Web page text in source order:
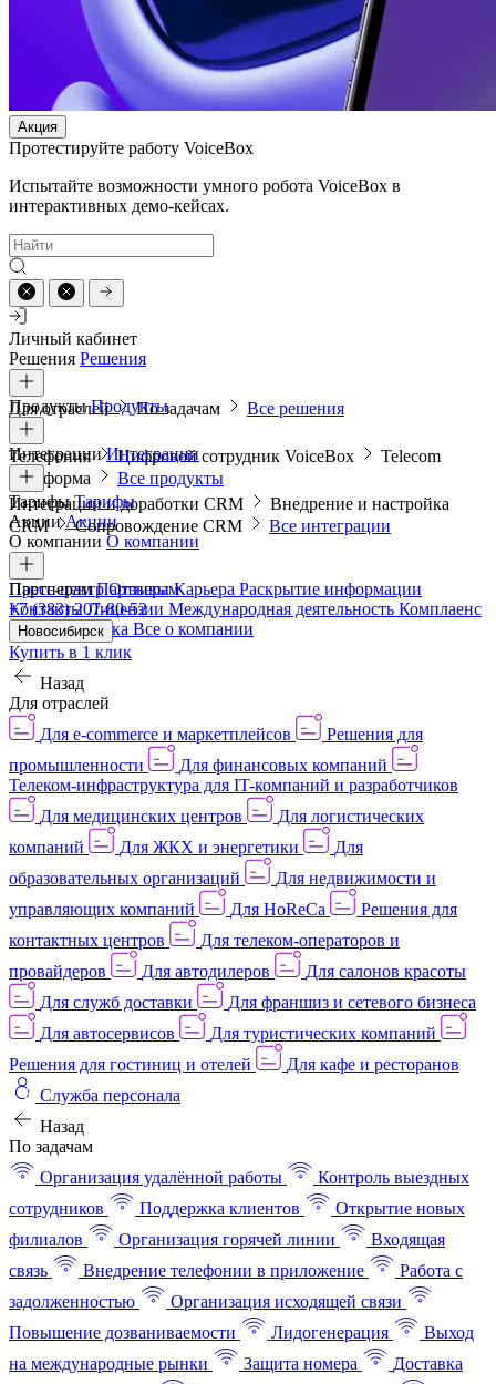
Акция
Протестируйте работу VoiceBox
Испытайте возможности умного робота VoiceBox в
интерактивных демо-кейсах.
Личный кабинет
Решения Решения
Для отраслей По задачам Все решения
ПродуктыПродукты
Телефония Цифровой сотрудник VoiceBox
Telecom
платформа
Все продукты
ИнтеграцииИнтеграции
Интеграции и доработки CRM
Внедрение и настройка
CRM
Сопровождение CRM Все интеграции
ТарифыТарифы
АкцииАкции
О компании О компании
Пресс-центрОтзывыКарьера Раскрытие информации
КонтактыЛицензии Международная деятельность Комплаенс
и деловая этика Все о компании
ПартнерамПартнерам
+7 (383) 207-80-52
Новосибирск
Купить в 1 клик
Назад
Для отраслей
Для e-commerce и маркетплейсов
Решения для
промышленности
Для финансовых компаний
Телеком-инфраструктура для IT-компаний и разработчиков
Для медицинских центров
Для логистических
компаний
Для ЖКХ и энергетики
Для
образовательных организаций
Для недвижимости и
управляющих компаний
Для HoReCa
Решения для
контактных центров
Для телеком-операторов и
провайдеров
Для автодилеров
Для салонов красоты
Для служб доставки
Для франшиз и сетевого бизнеса
Для автосервисов
Для туристических компаний
Решения для гостиниц и отелей
Для кафе и ресторанов
Служба персонала
Назад
По задачам
Организация удалённой работы
Контроль выездных
сотрудников
Поддержка клиентов
Открытие новых
филиалов
Организация горячей линии
Входящая
связь
Внедрение телефонии в приложение
Работа с
задолженностью
Организация исходящей связи
Повышение дозваниваемости
Лидогенерация
Выход
на международные рынки
Защита номера
Доставка